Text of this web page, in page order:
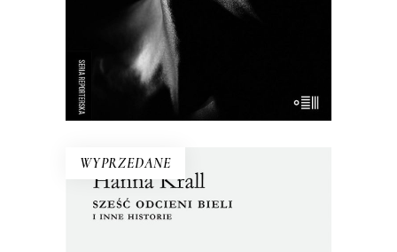
rasizmu.
WYPRZEDANE